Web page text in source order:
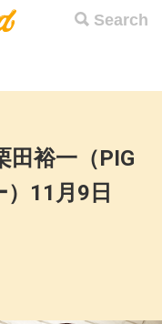
Search
田裕一（PIG
）11月9日